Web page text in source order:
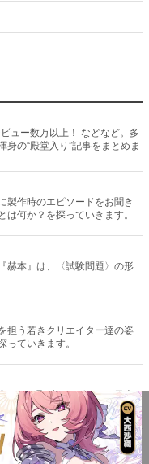
ュー数万以上！ などなど。多
の“殿堂入り”記事をまとめま
製作時のエピソードをお聞き
何か？を探っていきます。
赫本』は、〈試験問題〉の形
担う若きクリエイター達の姿
ていきます。
さんに取材し、ゲームが日本
与えた影響を探る企画です。
主要なトピック・タイトルを